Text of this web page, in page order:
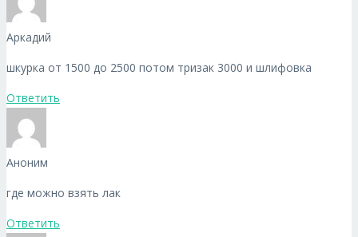
Аркадий
шкурка от 1500 до 2500 потом тризак 3000 и шлифовка
Ответить
Аноним
где можно взять лак
Ответить